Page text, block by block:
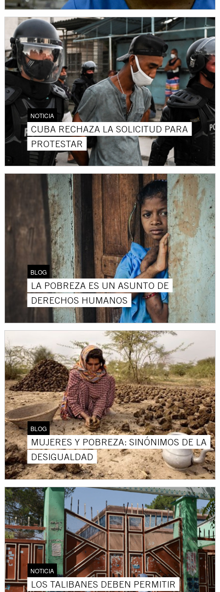
NOTICIA
CUBA RECHAZA LA SOLICITUD PARA
PROTESTAR
BLOG
LA POBREZA ES UN ASUNTO DE
DERECHOS HUMANOS
BLOG
MUJERES Y POBREZA: SINÓNIMOS DE LA
DESIGUALDAD
NOTICIA
LOS TALIBANES DEBEN PERMITIR